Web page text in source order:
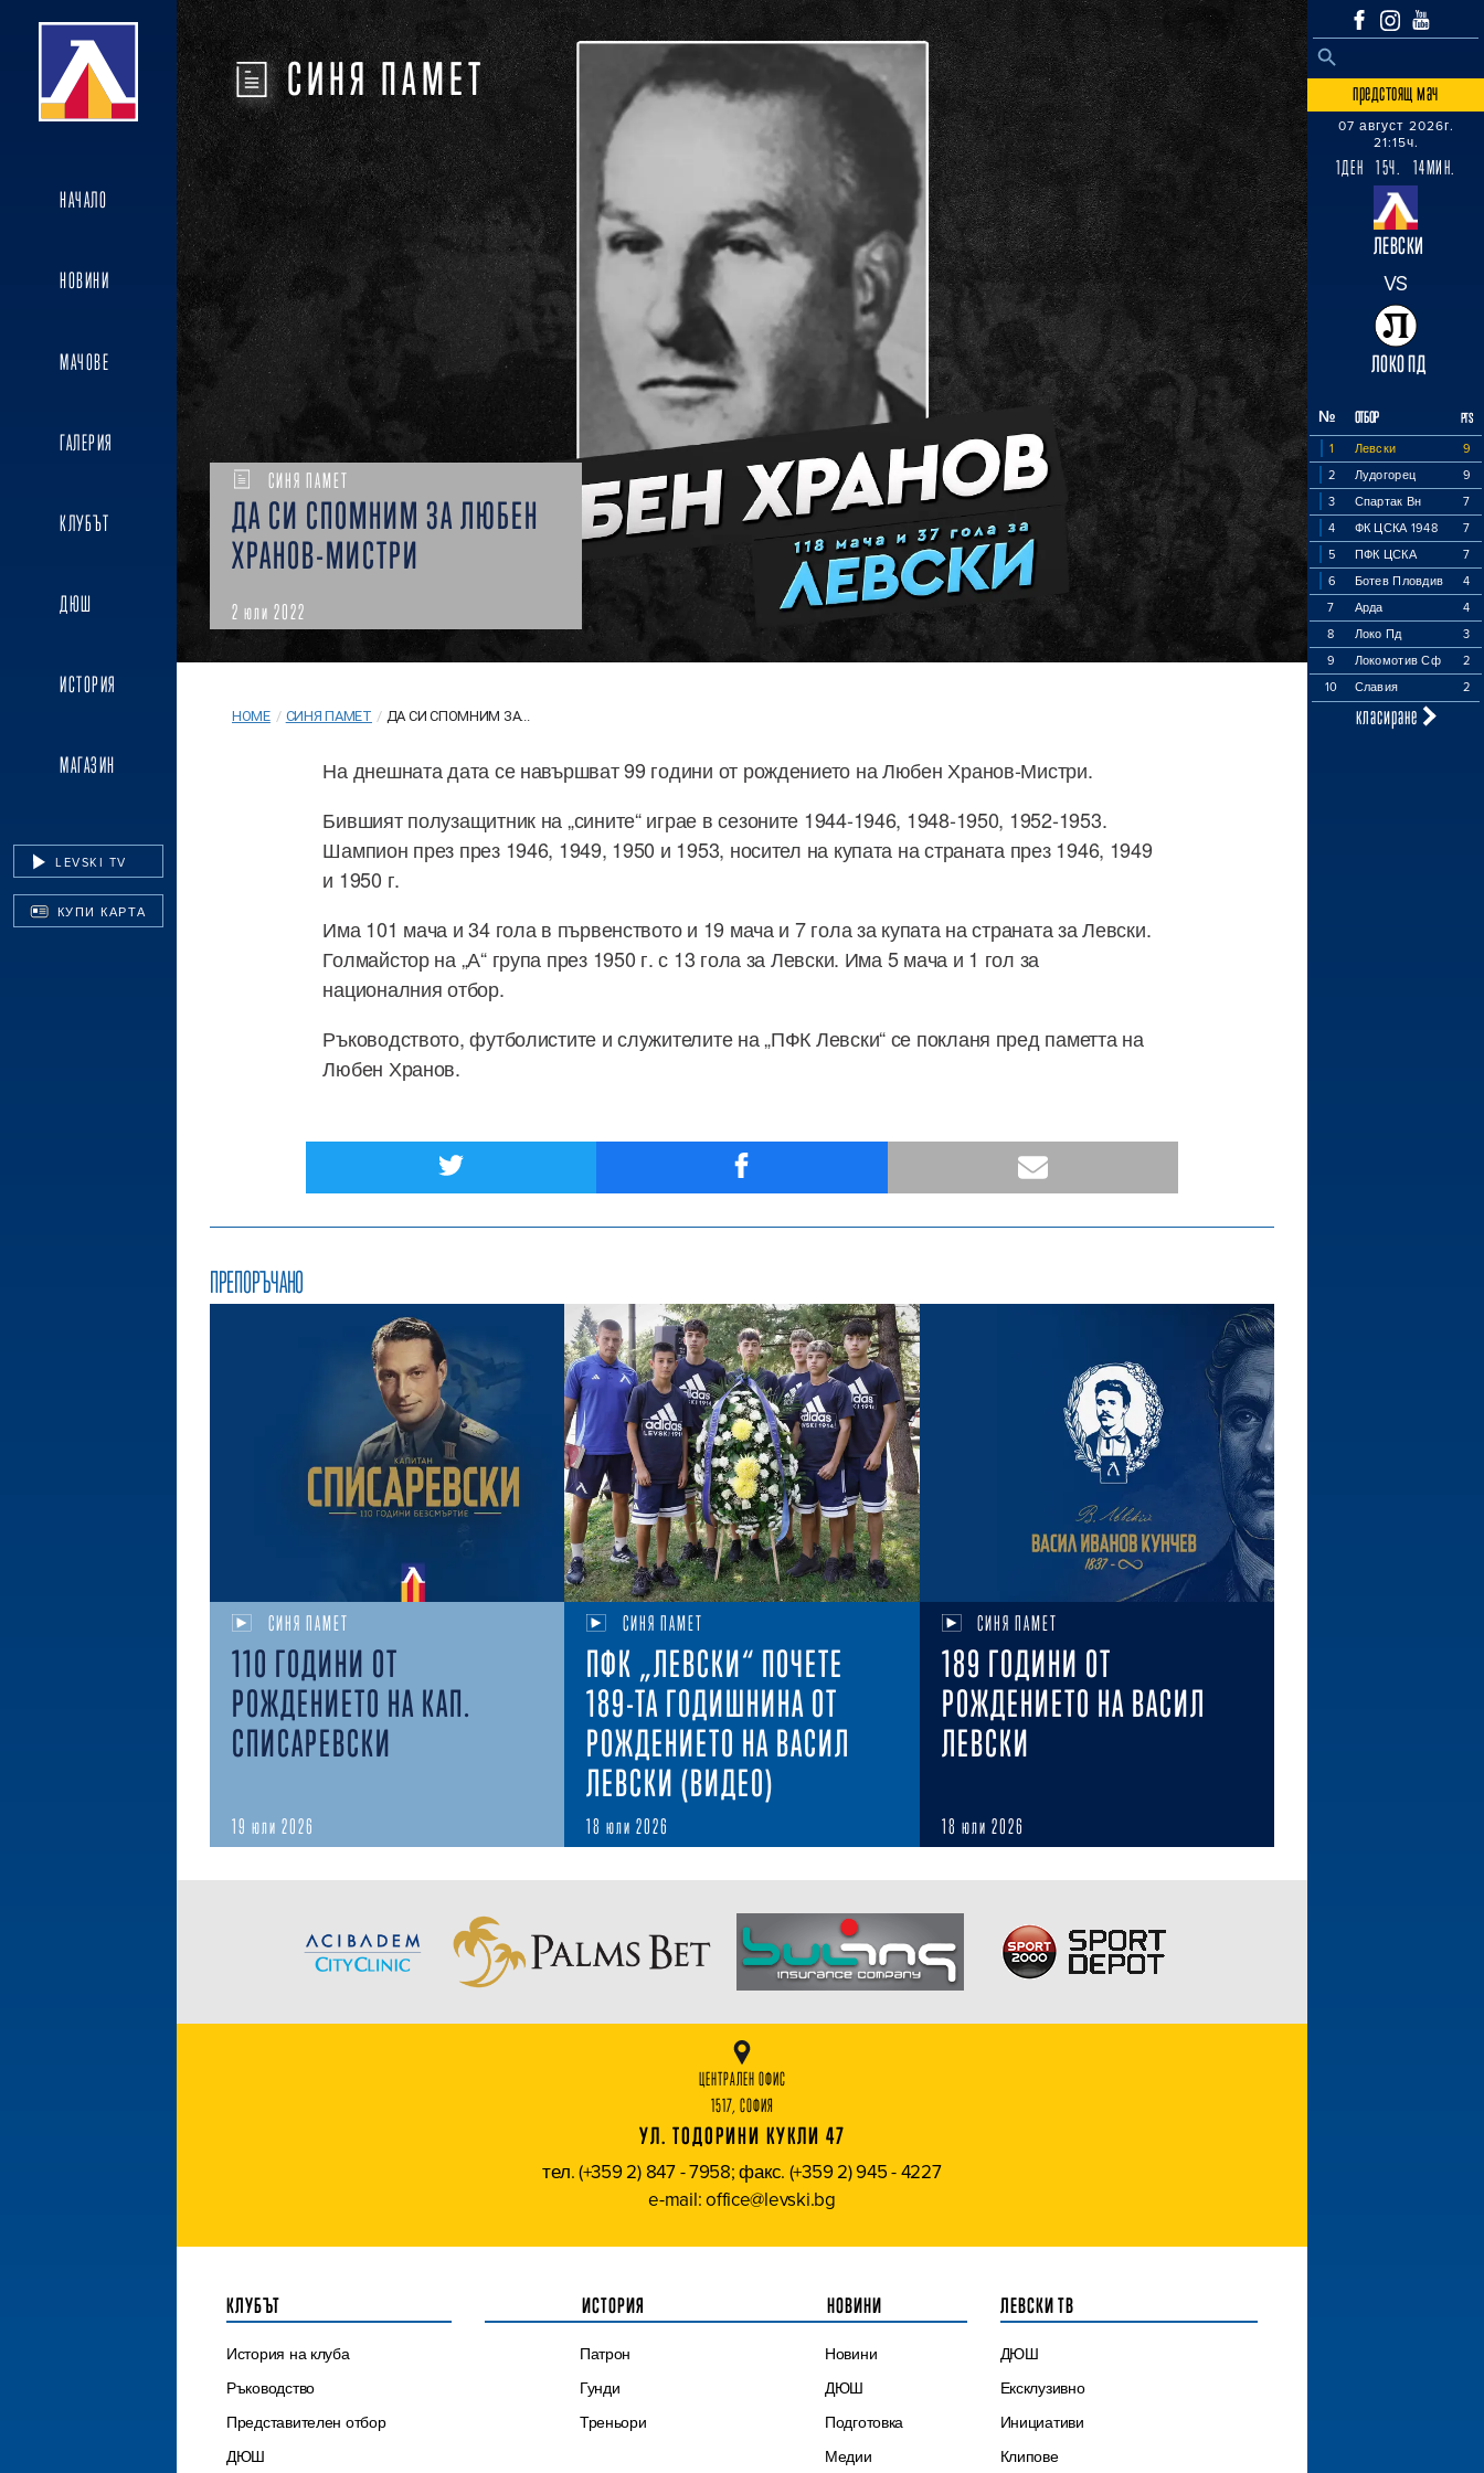
НАЧАЛО
НОВИНИ
МАЧОВЕ
ГАЛЕРИЯ
КЛУБЪТ
ДЮШ
ИСТОРИЯ
МАГАЗИН
LEVSKI TV
КУПИ КАРТА
Search
SEARCH BUTTON
предстоящ мач
07 август 2026г.
21:15ч.
1ДЕН 15Ч. 14МИН.
ЛЕВСКИ
VS
ЛОКО ПД
№ ОТБОР PTS
1 Левски
9
2
Лудогорец
9
3
Спартак Вн
7
4
ФК ЦСКА 1948
7
5
ПФК ЦСКА
7
6
Ботев Пловдив
4
7
Арда
4
8
Локо Пд
3
9
Локомотив Сф
2
10
Славия 2
класиране
СИНЯ ПАМЕТ
СИНЯ ПАМЕТ
ДА СИ СПОМНИМ ЗА ЛЮБЕН
ХРАНОВ-МИСТРИ
2 юли 2022
HOME / СИНЯ ПАМЕТ / ДА СИ СПОМНИМ ЗА...
На днешната дата се навършват 99 години от рождението на Любен Хранов-Мистри.
Бившият полузащитник на „сините“ играе в сезоните 1944-1946, 1948-1950, 1952-1953.
Шампион през през 1946, 1949, 1950 и 1953, носител на купата на страната през 1946, 1949
и 1950 г.
Има 101 мача и 34 гола в първенството и 19 мача и 7 гола за купата на страната за Левски.
Голмайстор на „А“ група през 1950 г. с 13 гола за Левски. Има 5 мача и 1 гол за
националния отбор.
Ръководството, футболистите и служителите на „ПФК Левски“ се покланя пред паметта на
Любен Хранов.
ПРЕПОРЪЧАНО
СИНЯ ПАМЕТ
110 ГОДИНИ ОТ
РОЖДЕНИЕТО НА КАП.
СПИСАРЕВСКИ
19 юли 2026
СИНЯ ПАМЕТ
ПФК „ЛЕВСКИ“ ПОЧЕТЕ
189-ТА ГОДИШНИНА ОТ
РОЖДЕНИЕТО НА ВАСИЛ
ЛЕВСКИ (ВИДЕО)
18 юли 2026
СИНЯ ПАМЕТ
189 ГОДИНИ ОТ
РОЖДЕНИЕТО НА ВАСИЛ
ЛЕВСКИ
18 юли 2026
ЦЕНТРАЛЕН ОФИС
1517, СОФИЯ
УЛ. ТОДОРИНИ КУКЛИ 47
тел. (+359 2) 847 - 7958; факс. (+359 2) 945 - 4227
e-mail: office@levski.bg
КЛУБЪТ
История на клуба
Ръководство
Представителен отбор
ДЮШ
ИСТОРИЯ
Патрон
Гунди
Треньори
НОВИНИ
Новини
ДЮШ
Подготовка
Медии
ЛЕВСКИ ТВ
ДЮШ
Ексклузивно
Инициативи
Клипове